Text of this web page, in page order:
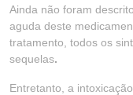
Ainda não foram
aguda deste
tratamento, todos os
sequelas.
Entretanto, a